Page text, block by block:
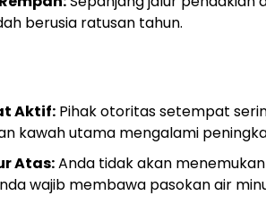
berusia ratusan tahun.
Aktif: Pihak otoritas setempat
kawah utama mengalami
Atas:Anda tidak akan
wajib membawa pasokan air